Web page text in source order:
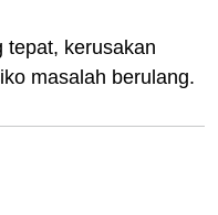
tepat, kerusakan
masalah berulang.